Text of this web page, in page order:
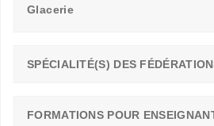
Glacerie
SPÉCIALITÉ(S) DES
FORMATIONS POUR